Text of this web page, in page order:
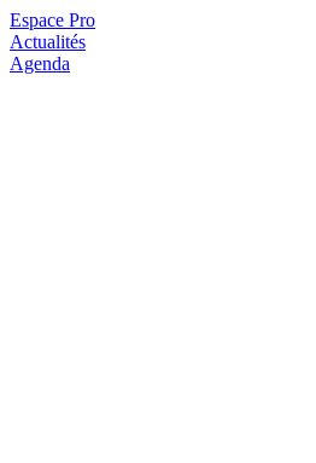
Espace Pro
Actualités
Agenda